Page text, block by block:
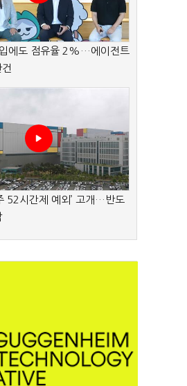
에도 점유율 2%…에이전트
52시간제 예외’ 고개…반도